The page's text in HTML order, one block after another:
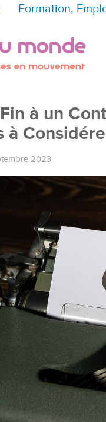
Formation,
à un
à
2023